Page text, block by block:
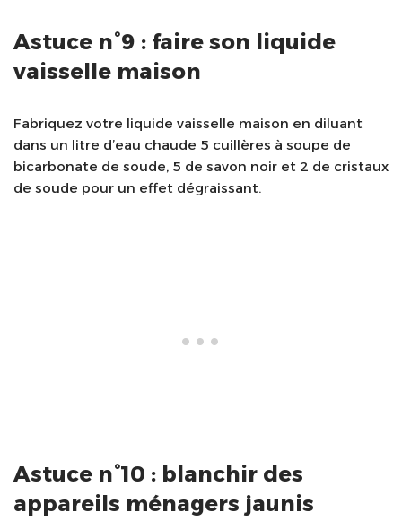
Astuce n°9 : faire son liquide
vaisselle maison
Fabriquez votre liquide vaisselle maison en diluant
dans un litre d’eau chaude 5 cuillères à soupe de
bicarbonate de soude, 5 de savon noir et 2 de cristaux
de soude pour un effet dégraissant.
Astuce n°10 : blanchir des
appareils ménagers jaunis